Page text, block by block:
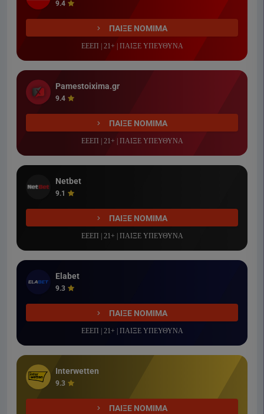
9.4
ΠΑΙΞΕ ΝΟΜΙΜΑ
ΕΕΕΠ | 21+ | ΠΑΙΞΕ ΥΠΕΥΘΥΝΑ
Pamestoixima.gr
9.4
ΠΑΙΞΕ ΝΟΜΙΜΑ
ΕΕΕΠ | 21+ | ΠΑΙΞΕ ΥΠΕΥΘΥΝΑ
Netbet
9.1
ΠΑΙΞΕ ΝΟΜΙΜΑ
ΕΕΕΠ | 21+ | ΠΑΙΞΕ ΥΠΕΥΘΥΝΑ
Elabet
9.3
ΠΑΙΞΕ ΝΟΜΙΜΑ
ΕΕΕΠ | 21+ | ΠΑΙΞΕ ΥΠΕΥΘΥΝΑ
Interwetten
9.3
ΠΑΙΞΕ ΝΟΜΙΜΑ